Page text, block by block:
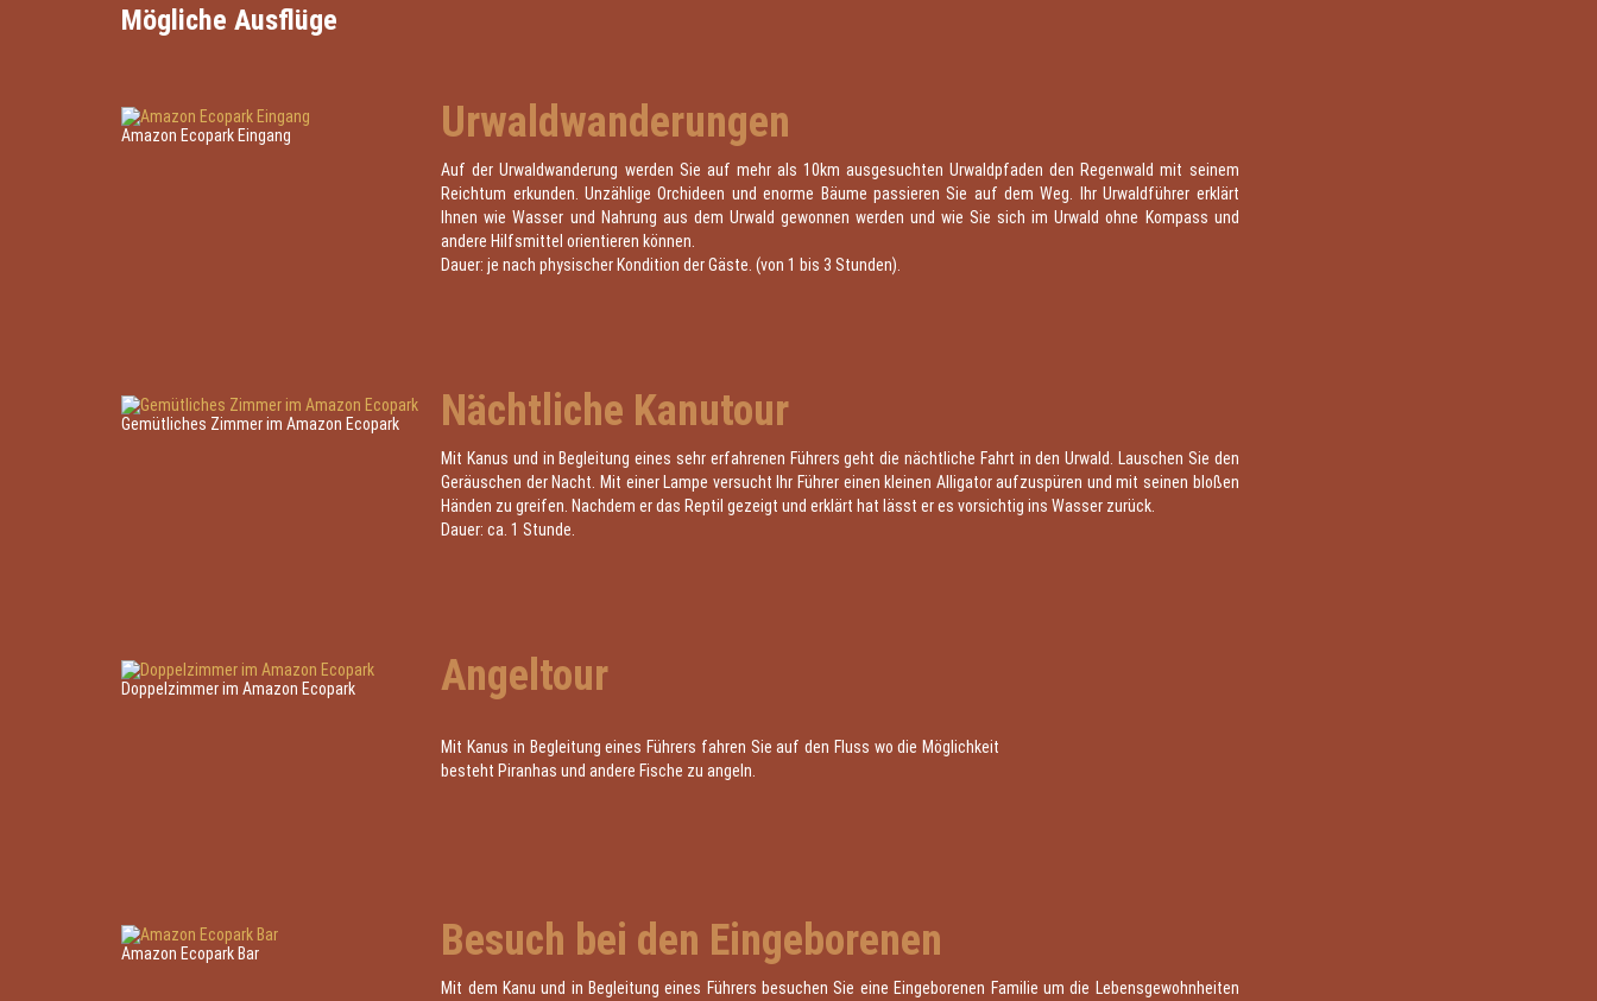
Mögliche Ausflüge
Amazon Ecopark Eingang Urwaldwanderungen
Auf der Urwaldwanderung werden Sie auf mehr als 10km ausgesuchten Urwaldpfaden den Regenwald mit seinem
Reichtum erkunden. Unzählige Orchideen und enorme Bäume passieren Sie auf dem Weg. Ihr Urwaldführer erklärt
Ihnen wie Wasser und Nahrung aus dem Urwald gewonnen werden und wie Sie sich im Urwald ohne Kompass und
andere Hilfsmittel orientieren können.
Dauer: je nach physischer Kondition der Gäste. (von 1 bis 3 Stunden).
Gemütliches Zimmer im Amazon Ecopark Nächtliche Kanutour
Mit Kanus und in Begleitung eines sehr erfahrenen Führers geht die nächtliche Fahrt in den Urwald. Lauschen Sie den
Geräuschen der Nacht. Mit einer Lampe versucht Ihr Führer einen kleinen Alligator aufzuspüren und mit seinen bloßen
Händen zu greifen. Nachdem er das Reptil gezeigt und erklärt hat lässt er es vorsichtig ins Wasser zurück.
Dauer: ca. 1 Stunde.
Doppelzimmer im Amazon Ecopark Angeltour
Mit Kanus in Begleitung eines Führers fahren Sie auf den Fluss wo die Möglichkeit
besteht Piranhas und andere Fische zu angeln.
Amazon Ecopark Bar Besuch bei den Eingeborenen
Mit dem Kanu und in Begleitung eines Führers besuchen Sie eine Eingeborenen Familie um die Lebensgewohnheiten